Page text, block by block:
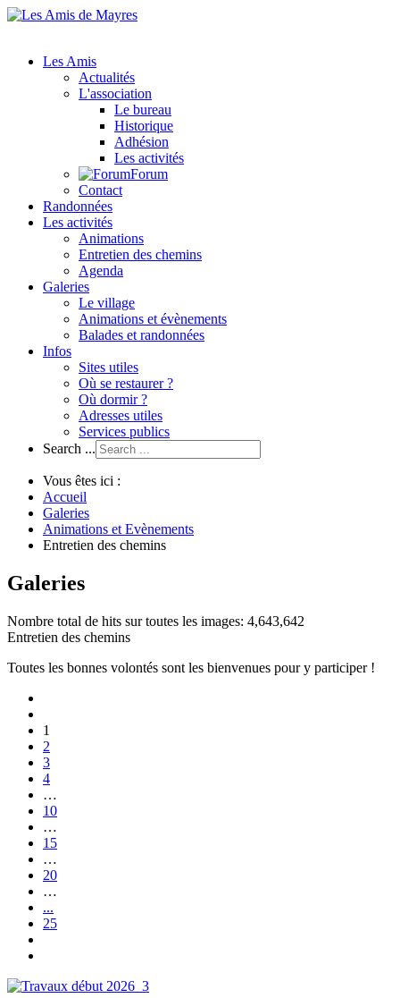
Les Amis
Actualités
L'association
Le bureau
Historique
Adhésion
Les activités
Forum
Contact
Randonnées
Les activités
Animations
Entretien des chemins
Agenda
Galeries
Le village
Animations et évènements
Balades et randonnées
Infos
Sites utiles
Où se restaurer ?
Où dormir ?
Adresses utiles
Services publics
Search ...
Vous êtes ici :
Accueil
Galeries
Animations et Evènements
Entretien des chemins
Galeries
Nombre total de hits sur toutes les images: 4,643,642
Entretien des chemins
Toutes les bonnes volontés sont les bienvenues pour y participer !
1
2
3
4
…
10
…
15
…
20
…
...
25